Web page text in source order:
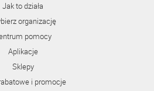
Jak to działa
organizację
pomocy
Aplikacje
Sklepy
i promocje